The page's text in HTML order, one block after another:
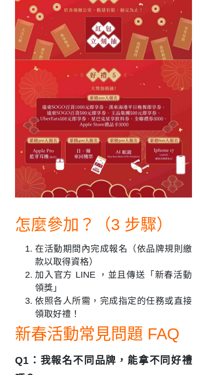
怎麼參加？（3 步驟）
在活動期間內完成報名 （依品牌規則繳
款以取得資格）
加入官方 LINE ，並且傳送「新春活動
領獎」
依照各人所需，完成指定的任務或直接
領取好禮！
新春活動常見問題 FAQ
Q1：我報名不同品牌，能拿不同好禮